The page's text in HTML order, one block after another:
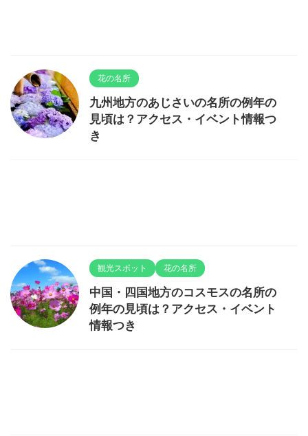
花の名所
九州地方のあじさいの名所の例年の
見頃は？アクセス・イベント情報つ
き
観光スポット 花の名所
中国・四国地方のコスモスの名所の
例年の見頃は？アクセス・イベント
情報つき